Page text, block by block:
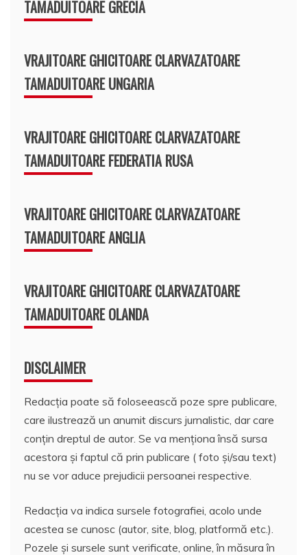
TAMADUITOARE GRECIA
VRAJITOARE GHICITOARE CLARVAZATOARE
TAMADUITOARE UNGARIA
VRAJITOARE GHICITOARE CLARVAZATOARE
TAMADUITOARE FEDERATIA RUSA
VRAJITOARE GHICITOARE CLARVAZATOARE
TAMADUITOARE ANGLIA
VRAJITOARE GHICITOARE CLARVAZATOARE
TAMADUITOARE OLANDA
DISCLAIMER
Redacția poate să foloseească poze spre publicare,
care ilustrează un anumit discurs jurnalistic, dar care
conțin dreptul de autor. Se va menționa însă sursa
acestora și faptul că prin publicare ( foto și/sau text)
nu se vor aduce prejudicii persoanei respective.
Redacția va indica sursele fotografiei, acolo unde
acestea se cunosc (autor, site, blog, platformă etc.).
Pozele și sursele sunt verificate, online, în măsura în